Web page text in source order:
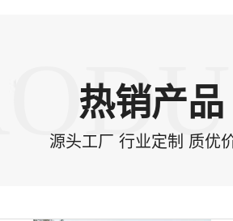
热销产品
源头工厂 行业定制 质优